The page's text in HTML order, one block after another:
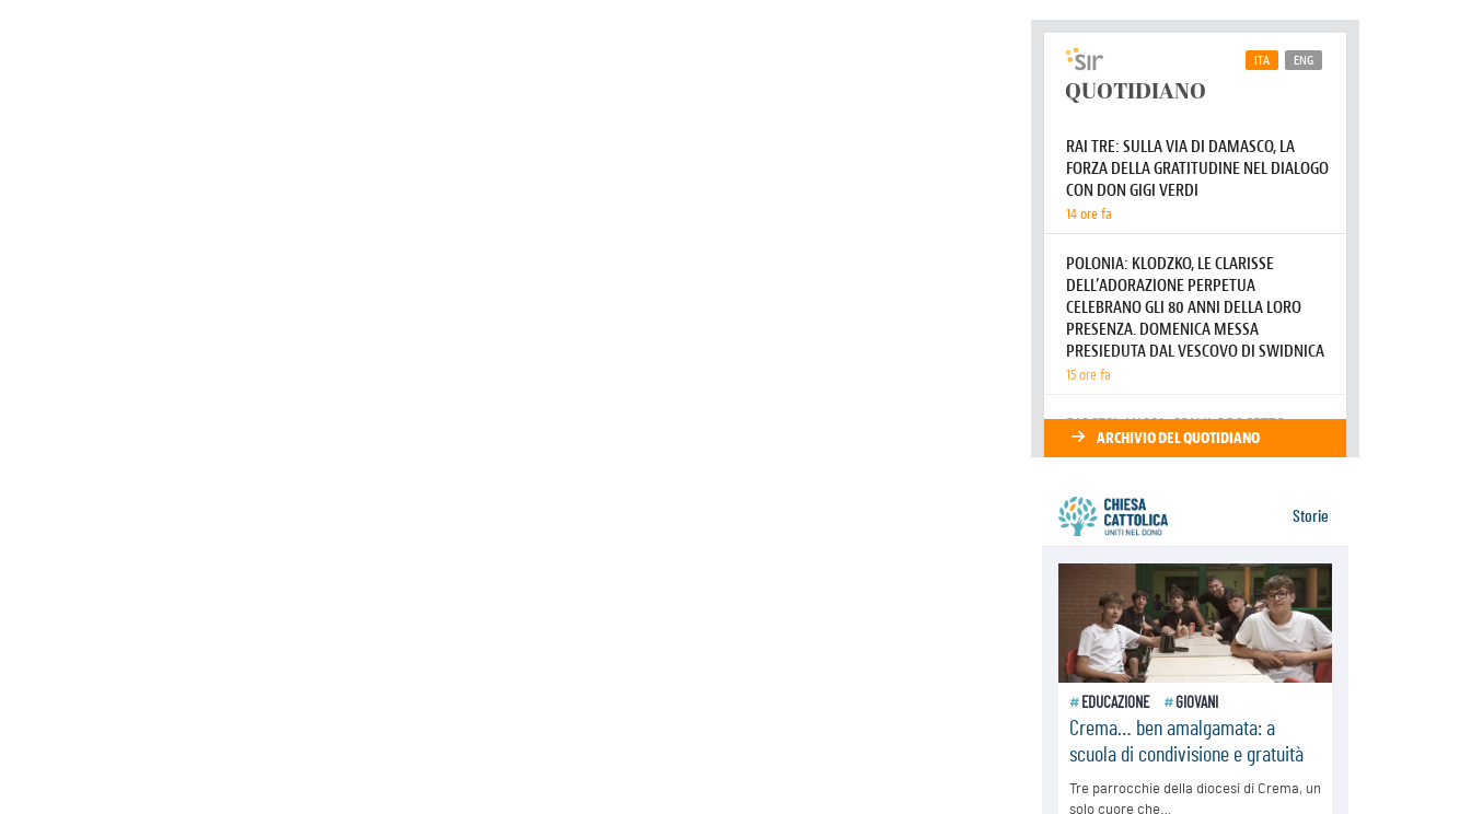
07.08.2026
A Castel Gandolfo l'arazzo di
Raffaello sulla predica di San Paolo
07.08.2026
Tagle: la guerra sfigura il mondo,
07.08.2026
Il Papa in Francia, quattro giorni
intensi tra Chiesa, popolo e
07.08.2026
SIGNIS 2026, dare voce alle
religiose cattoliche nello spazio
pubblico
07.08.2026
Honduras, gli sfollati invisibili di una
crisi dimenticata
della sopravvivenza per caldo e
sovraffollamento